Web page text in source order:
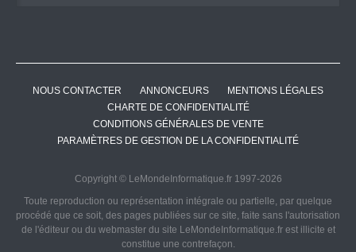
NOUS CONTACTER ANNONCEURS
MENTIONS LÉGALES
CHARTE DE CONFIDENTIALITÉ
CONDITIONS GÉNÉRALES DE VENTE
PARAMÈTRES DE GESTION DE LA CONFIDENTIALITÉ
Copyright © LeMondeInformatique.fr 1997-2026
Toute reproduction ou représentation intégrale ou partielle, par quelque
procédé que ce soit, des pages publiées sur ce site, faite sans l'autorisation
de l'éditeur ou du webmaster du site LeMondeInformatique.fr est illicite et
constitue une contrefaçon.